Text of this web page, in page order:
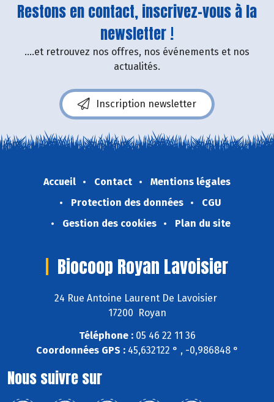
Restons en contact, inscrivez-vous à la
newsletter !
....et retrouvez nos offres, nos événements et nos
actualités.
Inscription newsletter
Accueil Contact
Mentions légales
Protection des données
CGU
Gestion des cookies
Plan du site
Biocoop Royan Lavoisier
24 Rue Antoine Laurent De Lavoisier
17200 Royan
Téléphone :05 46 22 11 36
Coordonnées GPS :45,632122 ° , -0,986848 °
Nous suivre sur